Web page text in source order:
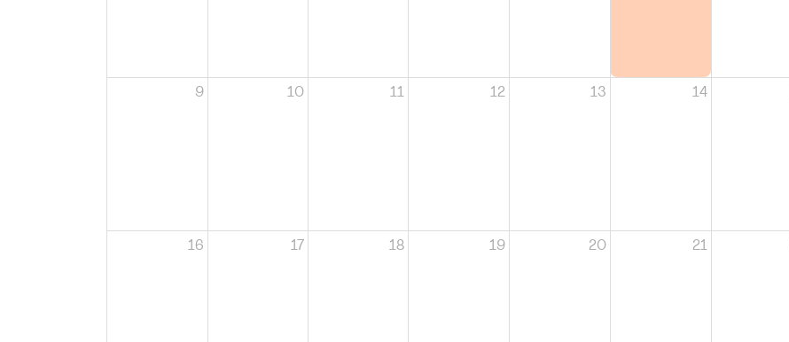
9 10 11 12 13 14
16 17 18 19 20 21